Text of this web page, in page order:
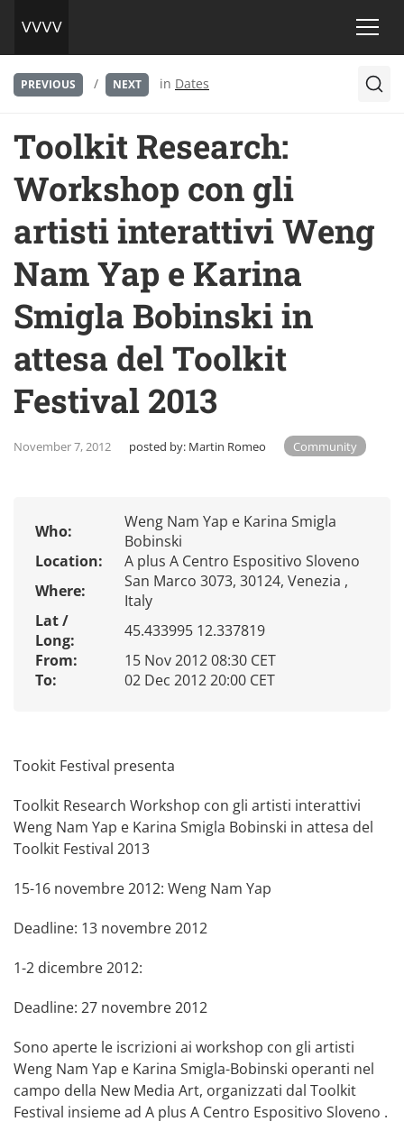
PREVIOUS / NEXT in Dates
Toolkit Research:
Workshop con gli
artisti interattivi Weng
Nam Yap e Karina
Smigla Bobinski in
attesa del Toolkit
Festival 2013
November 7, 2012 posted by: Martin Romeo Community
Who:
Weng Nam Yap e Karina Smigla
Bobinski
Location:
A plus A Centro Espositivo Sloveno
Where:
San Marco 3073, 30124, Venezia ,
Italy
Lat /
Long:
45.433995 12.337819
From:
15 Nov 2012 08:30 CET
To:
02 Dec 2012 20:00 CET
Tookit Festival presenta
Toolkit Research Workshop con gli artisti interattivi
Weng Nam Yap e Karina Smigla Bobinski in attesa del
Toolkit Festival 2013
15-16 novembre 2012: Weng Nam Yap
Deadline: 13 novembre 2012
1-2 dicembre 2012:
Deadline: 27 novembre 2012
Sono aperte le iscrizioni ai workshop con gli artisti
Weng Nam Yap e Karina Smigla-Bobinski operanti nel
campo della New Media Art, organizzati dal Toolkit
Festival insieme ad A plus A Centro Espositivo Sloveno .